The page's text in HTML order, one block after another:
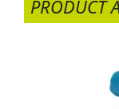
PRODUCT